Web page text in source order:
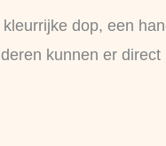
dop, een
kunnen er